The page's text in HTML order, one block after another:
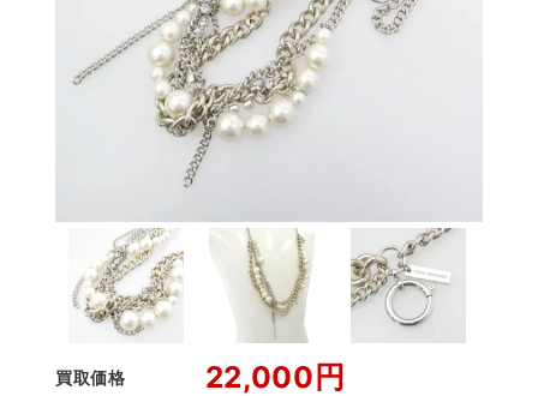
買取価格 22,000円